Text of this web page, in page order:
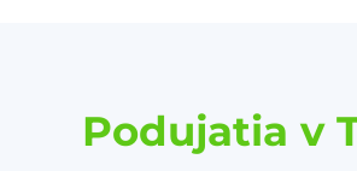
Podujatia v